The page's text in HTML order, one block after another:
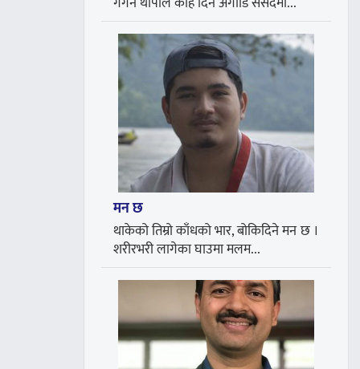
मन छ
थाकेको तिम्रो काँधको भार, बोकिदिने मन छ ।
शरीरभरी लागेका घाउमा मलम...